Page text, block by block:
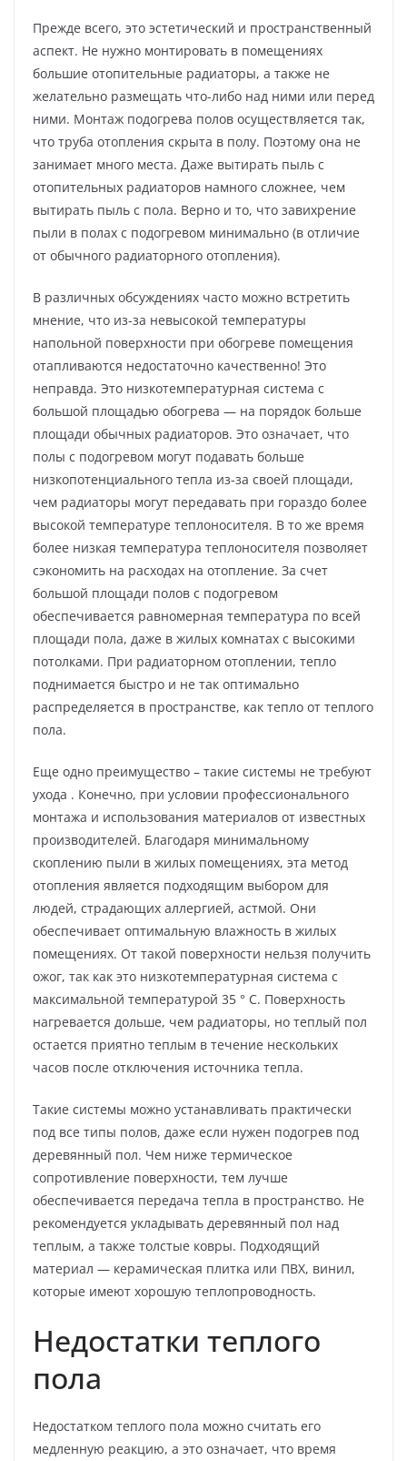
Прежде всего, это эстетический и пространственный
аспект. Не нужно монтировать в помещениях
большие отопительные радиаторы, а также не
желательно размещать что-либо над ними или перед
ними. Монтаж подогрева полов осуществляется так,
что труба отопления скрыта в полу. Поэтому она не
занимает много места. Даже вытирать пыль с
отопительных радиаторов намного сложнее, чем
вытирать пыль с пола. Верно и то, что завихрение
пыли в полах с подогревом минимально (в отличие
от обычного радиаторного отопления).
В различных обсуждениях часто можно встретить
мнение, что из-за невысокой температуры
напольной поверхности при обогреве помещения
отапливаются недостаточно качественно! Это
неправда. Это низкотемпературная система с
большой площадью обогрева — на порядок больше
площади обычных радиаторов. Это означает, что
полы с подогревом могут подавать больше
низкопотенциального тепла из-за своей площади,
чем радиаторы могут передавать при гораздо более
высокой температуре теплоносителя. В то же время
более низкая температура теплоносителя позволяет
сэкономить на расходах на отопление. За счет
большой площади полов с подогревом
обеспечивается равномерная температура по всей
площади пола, даже в жилых комнатах с высокими
потолками. При радиаторном отоплении, тепло
поднимается быстро и не так оптимально
распределяется в пространстве, как тепло от теплого
пола.
Еще одно преимущество – такие системы не требуют
ухода . Конечно, при условии профессионального
монтажа и использования материалов от известных
производителей. Благодаря минимальному
скоплению пыли в жилых помещениях, эта метод
отопления является подходящим выбором для
людей, страдающих аллергией, астмой. Они
обеспечивает оптимальную влажность в жилых
помещениях. От такой поверхности нельзя получить
ожог, так как это низкотемпературная система с
максимальной температурой 35 ° C. Поверхность
нагревается дольше, чем радиаторы, но теплый пол
остается приятно теплым в течение нескольких
часов после отключения источника тепла.
Такие системы можно устанавливать практически
под все типы полов, даже если нужен подогрев под
деревянный пол. Чем ниже термическое
сопротивление поверхности, тем лучше
обеспечивается передача тепла в пространство. Не
рекомендуется укладывать деревянный пол над
теплым, а также толстые ковры. Подходящий
материал — керамическая плитка или ПВХ, винил,
которые имеют хорошую теплопроводность.
Недостатки теплого
пола
Недостатком теплого пола можно считать его
медленную реакцию, а это означает, что время